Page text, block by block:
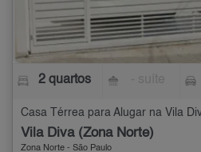
2 quartos
Vila Diva (Zona Norte)
Zona Norte - São Paulo